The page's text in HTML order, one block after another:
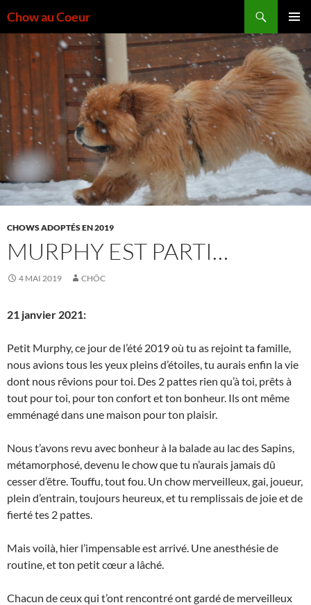
au
contenu
Chow au Coeur
MENU
CHOWS ADOPTÉS EN 2019
MURPHY EST PARTI…
4 MAI 2019 CHÔC
21 janvier 2021:
Petit Murphy, ce jour de l’été 2019 où tu as rejoint ta famille,
nous avions tous les yeux pleins d’étoiles, tu aurais enfin la vie
dont nous rêvions pour toi. Des 2 pattes rien qu’à toi, prêts à
tout pour toi, pour ton confort et ton bonheur. Ils ont même
emménagé dans une maison pour ton plaisir.
Nous t’avons revu avec bonheur à la balade au lac des Sapins,
métamorphosé, devenu le chow que tu n’aurais jamais dû
cesser d’être. Touffu, tout fou. Un chow merveilleux, gai, joueur,
plein d’entrain, toujours heureux, et tu remplissais de joie et de
fierté tes 2 pattes.
Mais voilà, hier l’impensable est arrivé. Une anesthésie de
routine, et ton petit cœur a lâché.
Chacun de ceux qui t’ont rencontré ont gardé de merveilleux